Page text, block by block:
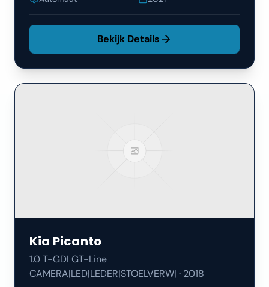
Bekijk Details
Kia Picanto
1.0 T-GDI GT-Line
CAMERA|LED|LEDER|STOELVERW| · 2018